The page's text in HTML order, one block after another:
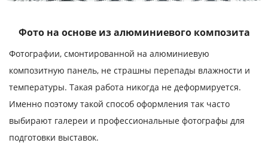
Фото на основе из алюминиевого композита
Фотографии, смонтированной на алюминиевую
композитную панель, не страшны перепады влажности и
температуры. Такая работа никогда не деформируется.
Именно поэтому такой способ оформления так часто
выбирают галереи и профессиональные фотографы для
подготовки выставок.